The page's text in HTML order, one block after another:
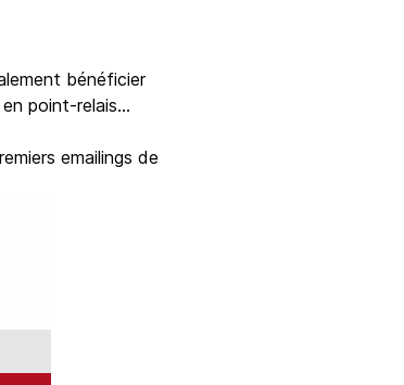
bénéficier
point-relais...
emailings de